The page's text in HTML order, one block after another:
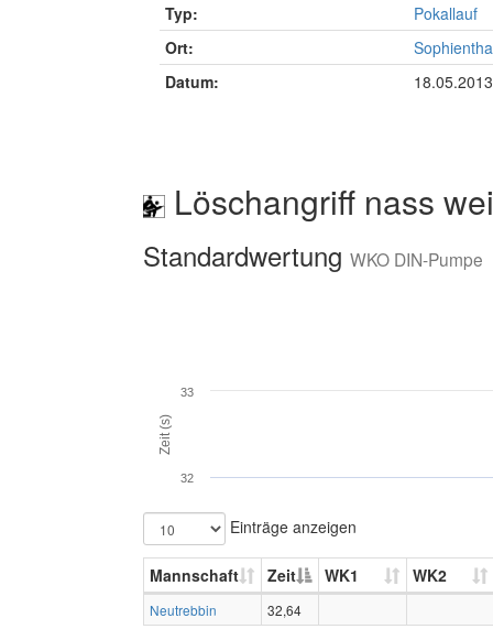
Typ:
Pokallauf
Ort:
Datum:
18.05.2013
Löschangriff nass
Standardwertung WKO DIN-Pumpe
Zeit (s)
32
33
Einträge anzeigen
Mannschaft Zeit WK1 WK2
Neutrebbin 32,64